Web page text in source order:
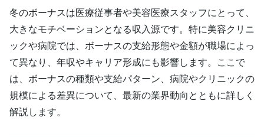
冬のボーナスは医療従事者や美容医療スタッフにとって、
大きなモチベーションとなる収入源です。特に美容クリニ
ックや病院では、ボーナスの支給形態や金額が職場によっ
て異なり、年収やキャリア形成にも影響します。ここで
は、ボーナスの種類や支給パターン、病院やクリニックの
規模による差異について、最新の業界動向とともに詳しく
解説します。